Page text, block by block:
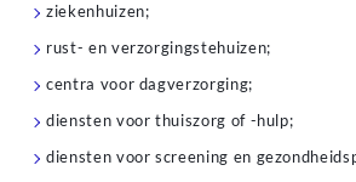
ziekenhuizen;
rust- en verzorgingstehuizen;
centra voor dagverzorging;
diensten voor thuiszorg of -hulp;
diensten voor screening en